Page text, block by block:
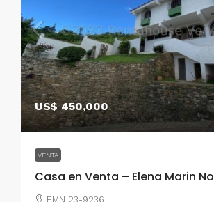
US$ 450,000
VENTA
Casa en Venta – Elena Marin
EMN 23-9236